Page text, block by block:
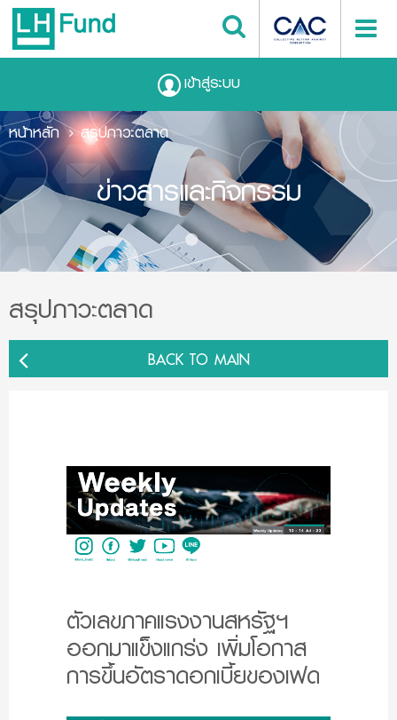
เข้าสู่ระบบ
ข่าวสารและกิจกรรม
หน้าหลัก สรุปภาวะตลาด
สรุปภาวะตลาด
BACK TO MAIN
ตัวเลขภาคแรงงานสหรัฐฯ
ออกมาแข็งแกร่ง เพิ่มโอกาส
การขึ้นอัตราดอกเบี้ยของเฟด